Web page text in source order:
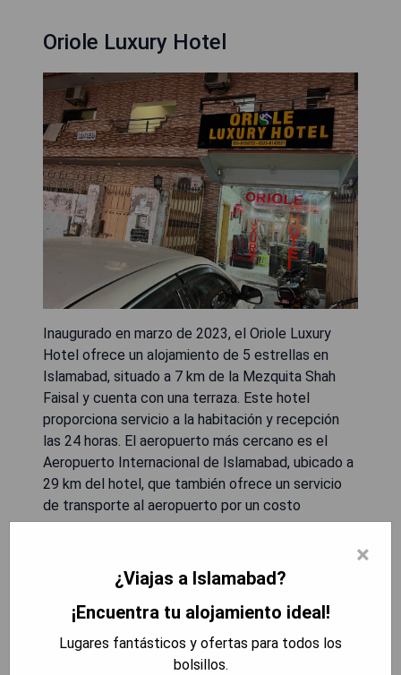
Oriole Luxury Hotel
Inaugurado en marzo de 2023, el Oriole Luxury
Hotel ofrece un alojamiento de 5 estrellas en
Islamabad, situado a 7 km de la Mezquita Shah
Faisal y cuenta con una terraza. Este hotel
proporciona servicio a la habitación y recepción
las 24 horas. El aeropuerto más cercano es el
Aeropuerto Internacional de Islamabad, ubicado a
29 km del hotel, que también ofrece un servicio
de transporte al aeropuerto por un costo
adicional. El Parque Lake View se encuentra a 14
km. Además, el Museo Taxila está a 34 km y el
Parque Fatima Jinnah se sitúa a solo 3.5 km.
- Recientemente inaugurado con instalaciones
modernas.
×
¿Viajas a Islamabad?
¡Encuentra tu alojamiento ideal!
Lugares fantásticos y ofertas para todos los
bolsillos.